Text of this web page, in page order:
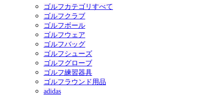
ゴルフカテゴリすべて
ゴルフクラブ
ゴルフボール
ゴルフウェア
ゴルフバッグ
ゴルフシューズ
ゴルフグローブ
ゴルフ練習器具
ゴルフラウンド用品
adidas